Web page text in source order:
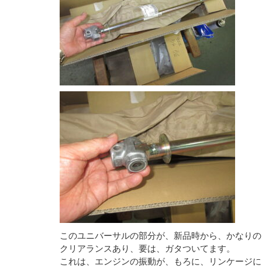
このユニバーサルの部分が、新品時から、かなりの
クリアランスあり、要は、ガタついてます。
これは、エンジンの振動が、もろに、リンケージに